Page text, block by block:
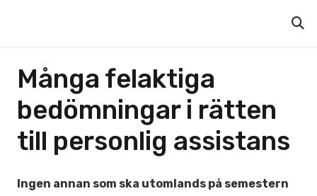
Många felaktiga
bedömningar i rätten
till personlig assistans
Ingen annan som ska utomlands på semestern